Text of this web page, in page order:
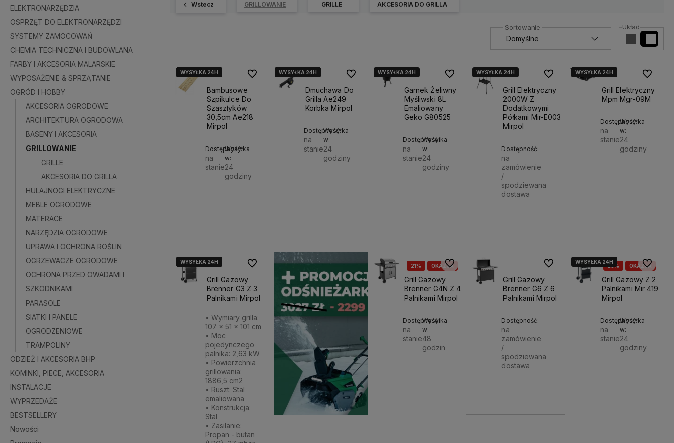
ELEKTRONARZĘDZIA
OSPRZĘT DO ELEKTRONARZĘDZI
SYSTEMY ZAMOCOWAŃ
CHEMIA TECHNICZNA I BUDOWLANA
FARBY I AKCESORIA MALARSKIE
WYPOSAŻENIE & SPRZĄTANIE
OGRÓD I HOBBY
AKCESORIA OGRODOWE
ARCHITEKTURA OGRODOWA
BASENY I AKCESORIA
GRILLOWANIE
GRILLE
AKCESORIA DO GRILLA
HULAJNOGI ELEKTRYCZNE
MEBLE OGRODOWE
MATERACE
NARZĘDZIA OGRODOWE
UPRAWA I OCHRONA ROŚLIN
OGRZEWACZE OGRODOWE
OCHRONA PRZED OWADAMI I
SZKODNIKAMI
PARASOLE
SIATKI I PANELE
OGRODZENIOWE
TRAMPOLINY
ODZIEŻ I AKCESORIA BHP
KOMINKI, PIECE, AKCESORIA
INSTALACJE
WYPRZEDAŻE
BESTSELLERY
Nowości
Wstecz GRILLOWANIE GRILLE AKCESORIA DO GRILLA
Układ
WYSYŁKA 24H
WYSYŁKA 24H
WYSYŁKA 24H
Bambusowe
Szpikulce Do
Szaszłyków
30,5cm Ae218
Mirpol
Dostępność:
na
stanie
Wysyłka
w:
24
godziny
Do ulubionychWYSYŁKA 24H
WYSYŁKA 24H
WYSYŁKA 24H
Dmuchawa Do
Grilla Ae249
Korbka Mirpol
Dostępność:
na
stanie
Wysyłka
w:
24
godziny
Do ulubionychWYSYŁKA 24H
Garnek Żeliwny
Myśliwski 8L
Emaliowany
Geko G80525
Dostępność:
na
stanie
Wysyłka
w:
24
godziny
Do ulubionychWYSYŁKA 24H
Grill Elektryczny
2000W Z
Dodatkowymi
Półkami Mir-E003
Mirpol
Dostępność:
na
zamówienie
/
spodziewana
dostawa
Do ulubionychWYSYŁKA 24H
WYSYŁKA 24H
WYSYŁKA 24H
Grill Elektryczny
Mpm Mgr-09M
Dostępność:
na
stanie
Wysyłka
w:
24
godziny
Do
WYSYŁKA 24H
WYSYŁKA 24H
WYSYŁKA 24H
Grill Gazowy
Brenner G3 Z 3
Palnikami Mirpol
• Wymiary grilla:
107 x 51 x 101 cm
• Moc
pojedynczego
palnika: 2,63 kW
• Powierzchnia
grillowania:
1886,5 cm2
• Ruszt: Stal
emaliowana
• Konstrukcja:
Stal
• Zasilanie:
Propan - butan
Do ulubionych 21% OKAZJA
Grill Gazowy
Brenner G4N Z 4
Palnikami Mirpol
Dostępność:
na
stanie
Wysyłka
w:
48
godzin
Do ulubionych
Grill Gazowy
Brenner G6 Z 6
Palnikami Mirpol
Dostępność:
na
zamówienie
/
spodziewana
dostawa
Do ulubionych 25% OKAZJA
WYSYŁKA 24H
Grill Gazowy Z 2
Palnikami Mir 419
Mirpol
Dostępność:
na
stanie
Wysyłka
w:
24
godziny
Do